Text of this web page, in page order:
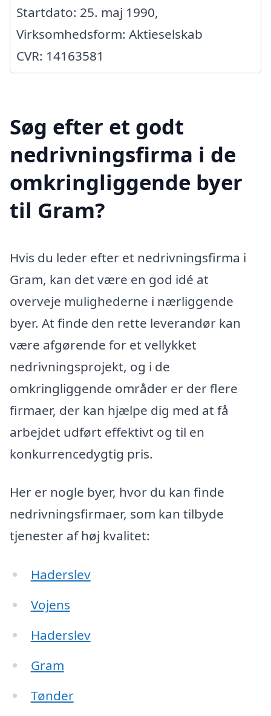
Startdato: 25. maj 1990,
Virksomhedsform: Aktieselskab
CVR: 14163581
Søg efter et godt
nedrivningsfirma i de
omkringliggende byer
til Gram?
Hvis du leder efter et nedrivningsfirma i
Gram, kan det være en god idé at
overveje mulighederne i nærliggende
byer. At finde den rette leverandør kan
være afgørende for et vellykket
nedrivningsprojekt, og i de
omkringliggende områder er der flere
firmaer, der kan hjælpe dig med at få
arbejdet udført effektivt og til en
konkurrencedygtig pris.
Her er nogle byer, hvor du kan finde
nedrivningsfirmaer, som kan tilbyde
tjenester af høj kvalitet:
Haderslev
Vojens
Haderslev
Gram
Tønder